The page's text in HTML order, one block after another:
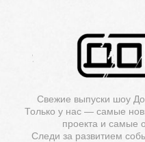
Свежие выпуски шоу
Только у нас — самые
проекта и самые
Следи за развитием